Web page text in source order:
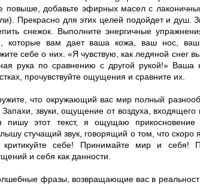
повыше, добавьте эфирных масел с
Прекрасно для этих целей подойдет и душ.
снежок. Выполните энергичные
которые вам дает ваша кожа, ваш нос,
себе о них. «Я чувствую, как ледяной снег
рука по сравнению с другой рукой!» Ваша
прочувствуйте ощущения и сравните их.
что окружающий вас мир полный
звуки, ощущение от воздуха, входящего
этот текст, я ощущаю прикосновение
стучащий звук, говорящий о том, что скоро
себе! Принимайте мир и себя!
и себя как данности.
фразы, возвращающие вас в